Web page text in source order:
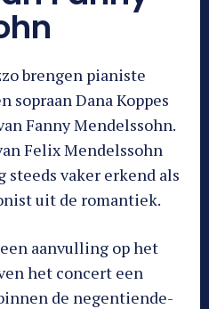
brengen pianiste
sopraan Dana Koppes
Fanny Mendelssohn.
Felix Mendelssohn
vaker erkend als
uit de romantiek.
aanvulling op het
het concert een
de negentiende-